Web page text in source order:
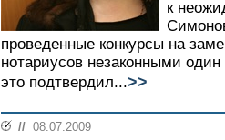
к
проведенные конкурсы на
нотариусов незаконными
это подтвердил...>>
// 08.07.2009